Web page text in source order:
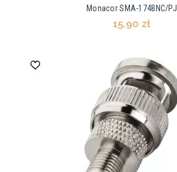
Monacor SMA-174BNC/PJ
15,90 zł